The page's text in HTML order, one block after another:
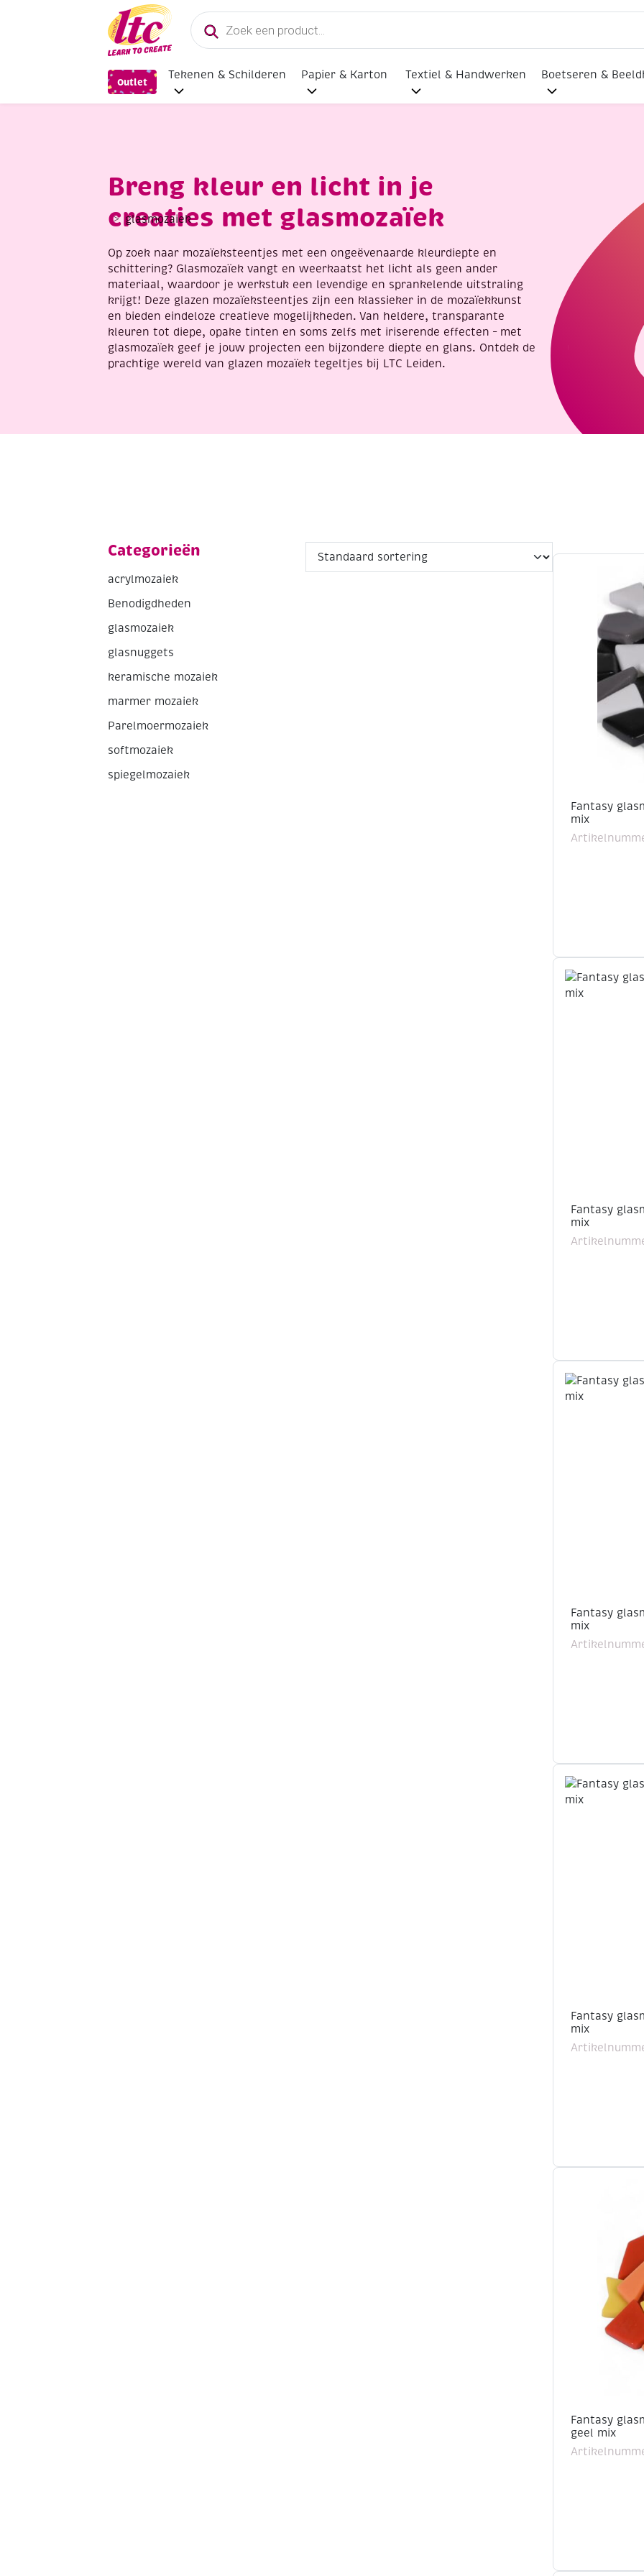
Producten
zoeken
Outlet
Tekenen & Schilderen Papier & Karton Textiel & Handwerken Boetseren &
glasmozaiek
Breng kleur en licht in je
creaties met glasmozaïek
Op zoek naar mozaïeksteentjes met een ongeëvenaarde kleurdiepte en
schittering? Glasmozaïek vangt en weerkaatst het licht als geen ander
materiaal, waardoor je werkstuk een levendige en sprankelende uitstraling
krijgt! Deze glazen mozaïeksteentjes zijn een klassieker in de mozaïekkunst
en bieden eindeloze creatieve mogelijkheden. Van heldere, transparante
kleuren tot diepe, opake tinten en soms zelfs met iriserende effecten – met
glasmozaïek geef je jouw projecten een bijzondere diepte en glans. Ontdek de
prachtige wereld van glazen mozaïek tegeltjes bij LTC Leiden.
Categorieën
acrylmozaiek
Benodigdheden
glasmozaiek
glasnuggets
keramische mozaiek
marmer mozaiek
Parelmoermozaiek
softmozaiek
spiegelmozaiek
Fantasy
mix
Fantasy
mix
Fantasy
mix
Fantasy
mix
Fantasy
geel mix